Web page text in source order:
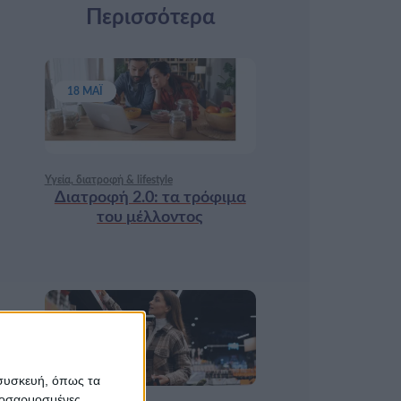
όπως τα
Περισσότερα
Υγεία, διατροφή & lifestyle
Διατροφή 2.0: τα τρόφιμα
του μέλλοντος
18 ΜΆΙ